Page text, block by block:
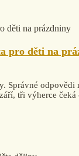
pro děti na
Správné odpovědi
tři výherce čeká